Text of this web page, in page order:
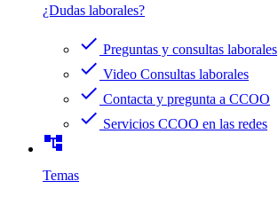
¿Dudas laborales?
check Preguntas y consultas laborales
check Video Consultas laborales
check Contacta y pregunta a CCOO
check Servicios CCOO en las redes
account_tree
Temas